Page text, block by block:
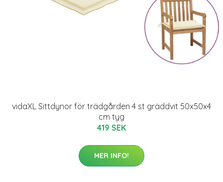
vidaXL Sittdynor för trädgården 4 st gräddvit 50x50x4
cm tyg
419 SEK
MER INFO!